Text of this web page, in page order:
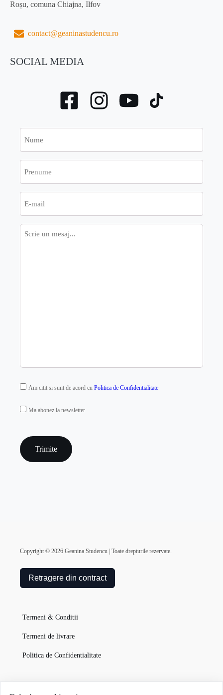
Roșu, comuna Chiajna, Ilfov
contact@geaninastudencu.ro
SOCIAL MEDIA
mail
Mesaj
GDPR
Am citit si sunt de acord cu Politica de Confidentialitate
MAILCHIMP
Ma abonez la newsletter
Copyright © 2026 Geanina Studencu | Toate drepturile rezervate.
Retragere din contract
Termeni & Conditii
Termeni de livrare
Politica de Confidentialitate